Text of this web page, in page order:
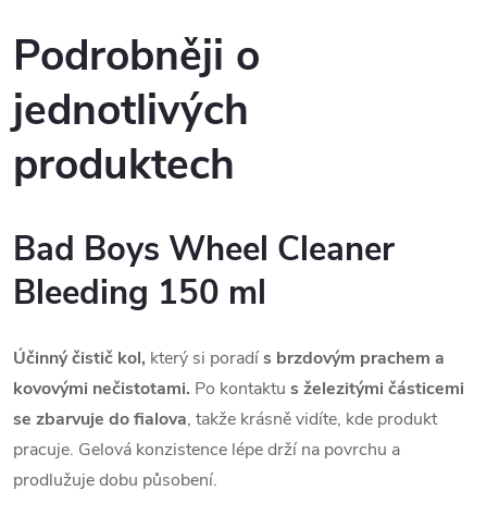
Podrobněji o
jednotlivých
produktech
Bad Boys Wheel Cleaner
Bleeding 150 ml
Účinný čistič kol, který si poradís brzdovým prachem a
kovovými nečistotami. Po kontaktu s železitými částicemi
se zbarvuje do fialova, takže krásně vidíte, kde produkt
pracuje. Gelová konzistence lépe drží na povrchu a
prodlužuje dobu působení.